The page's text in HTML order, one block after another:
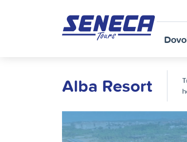
Alba Resort